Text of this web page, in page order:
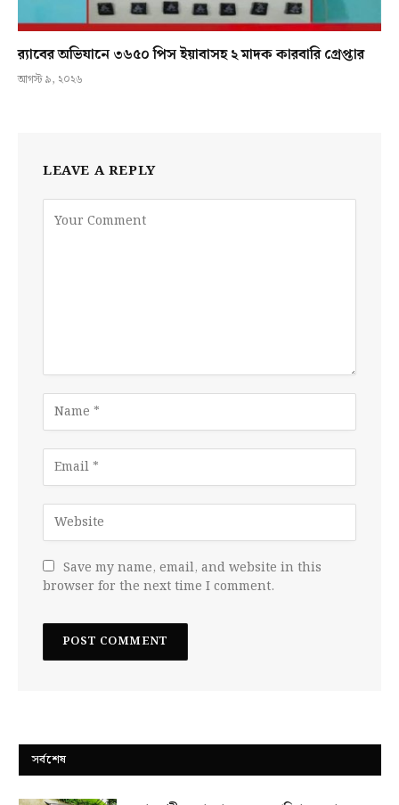
র‍্যাবের অভিযানে ৩৬৫০ পিস ইয়াবাসহ ২ মাদক কারবারি গ্রেপ্তার
আগস্ট ৯, ২০২৬
LEAVE A REPLY
Save my name, email, and website in this
browser for the next time I comment.
সর্বশেষ